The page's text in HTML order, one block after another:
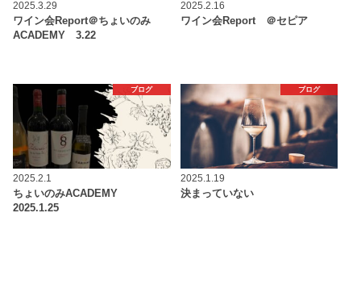
2025.3.29
ワイン会Report＠ちょいのみ
ACADEMY 3.22
2025.2.16
ワイン会Report ＠セピア
ブログ
2025.2.1
ちょいのみACADEMY
2025.1.25
ブログ
2025.1.19
決まっていない